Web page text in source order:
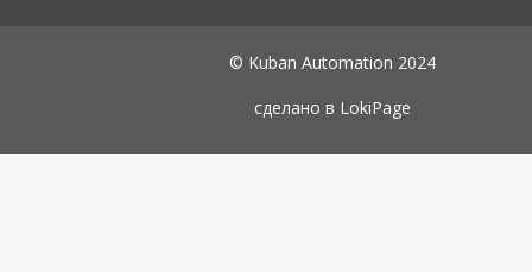
© Kuban Automation 2024
сделано в LokiPage